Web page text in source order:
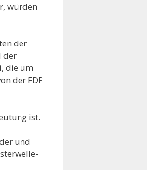
würden
der
der
die um
der FDP
ist.
und